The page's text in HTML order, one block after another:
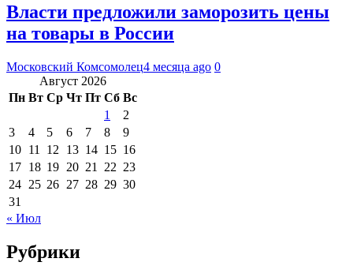
Власти предложили заморозить цены
на товары в России
Московский Комсомолец4 месяца ago 0
Август 2026
Пн Вт Ср Чт Пт Сб Вс
1
2
3
4 5 6 7 8
9
10 11 12 13 14 15 16
17 18 19 20 21 22 23
24 25 26 27 28 29 30
31
« Июл
Рубрики